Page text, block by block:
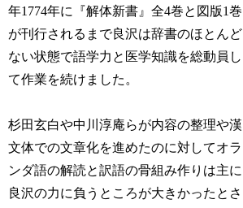
年1774年に『解体新書』全4巻と図版1巻
が刊行されるまで良沢は辞書のほとんど
ない状態で語学力と医学知識を総動員し
て作業を続けました。
杉田玄白や中川淳庵らが内容の整理や漢
文体での文章化を進めたのに対してオラ
ンダ語の解読と訳語の骨組み作りは主に
良沢の力に負うところが大きかったとさ